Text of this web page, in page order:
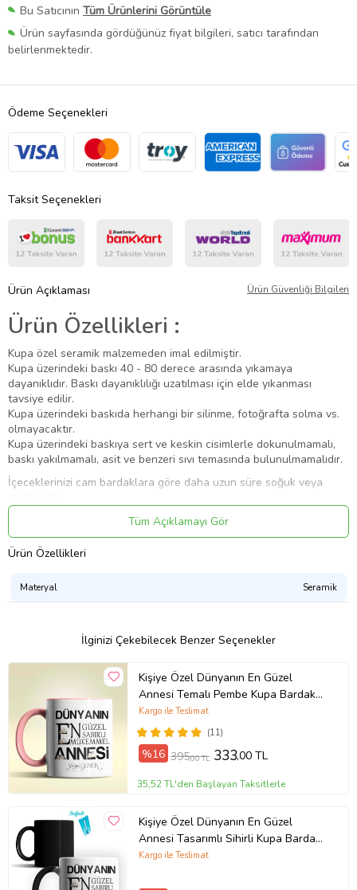
Bu Satıcının Tüm Ürünlerini Görüntüle
Ürün sayfasında gördüğünüz fiyat bilgileri, satıcı tarafından
belirlenmektedir.
Ödeme Seçenekleri
Taksit Seçenekleri
Ürün Açıklaması Ürün Güvenliği Bilgileri
Ürün Özellikleri :
Kupa özel seramik malzemeden imal edilmiştir.
Kupa üzerindeki baskı 40 - 80 derece arasında yıkamaya
dayanıklıdır. Baskı dayanıklılığı uzatılması için elde yıkanması
tavsiye edilir.
Kupa üzerindeki baskıda herhangi bir silinme, fotoğrafta solma vs.
olmayacaktır.
Kupa üzerindeki baskıya sert ve keskin cisimlerle dokunulmamalı,
baskı yakılmamalı, asit ve benzeri sıvı temasında bulunulmamalıdır.
İçeceklerinizi cam bardaklara göre daha uzun süre soğuk veya
Kahve, çay vb. içeceklerinizi yudumlamak, hazırladığınız özel tasarım
kupa bardakları ile daha keyifli olacaktır.
Paket İçeriği :
1 Adet Kişiye Özel Kupa
Tüm Açıklamayı Gör
Ürün Özellikleri
Materyal Seramik
İlginizi Çekebilecek Benzer Seçenekler
Kişiye Özel Dünyanın En Güzel
Annesi Temalı Pembe Kupa Bardak
(Pembe)
(11)
Kargo ile Teslimat
%16 395,00 TL 333,00 TL
35,52 TL'den Başlayan Taksitlerle
Kişiye Özel Dünyanın En Güzel
Annesi Tasarımlı Sihirli Kupa Bardak
(Siyah - Beyaz)
Kargo ile Teslimat